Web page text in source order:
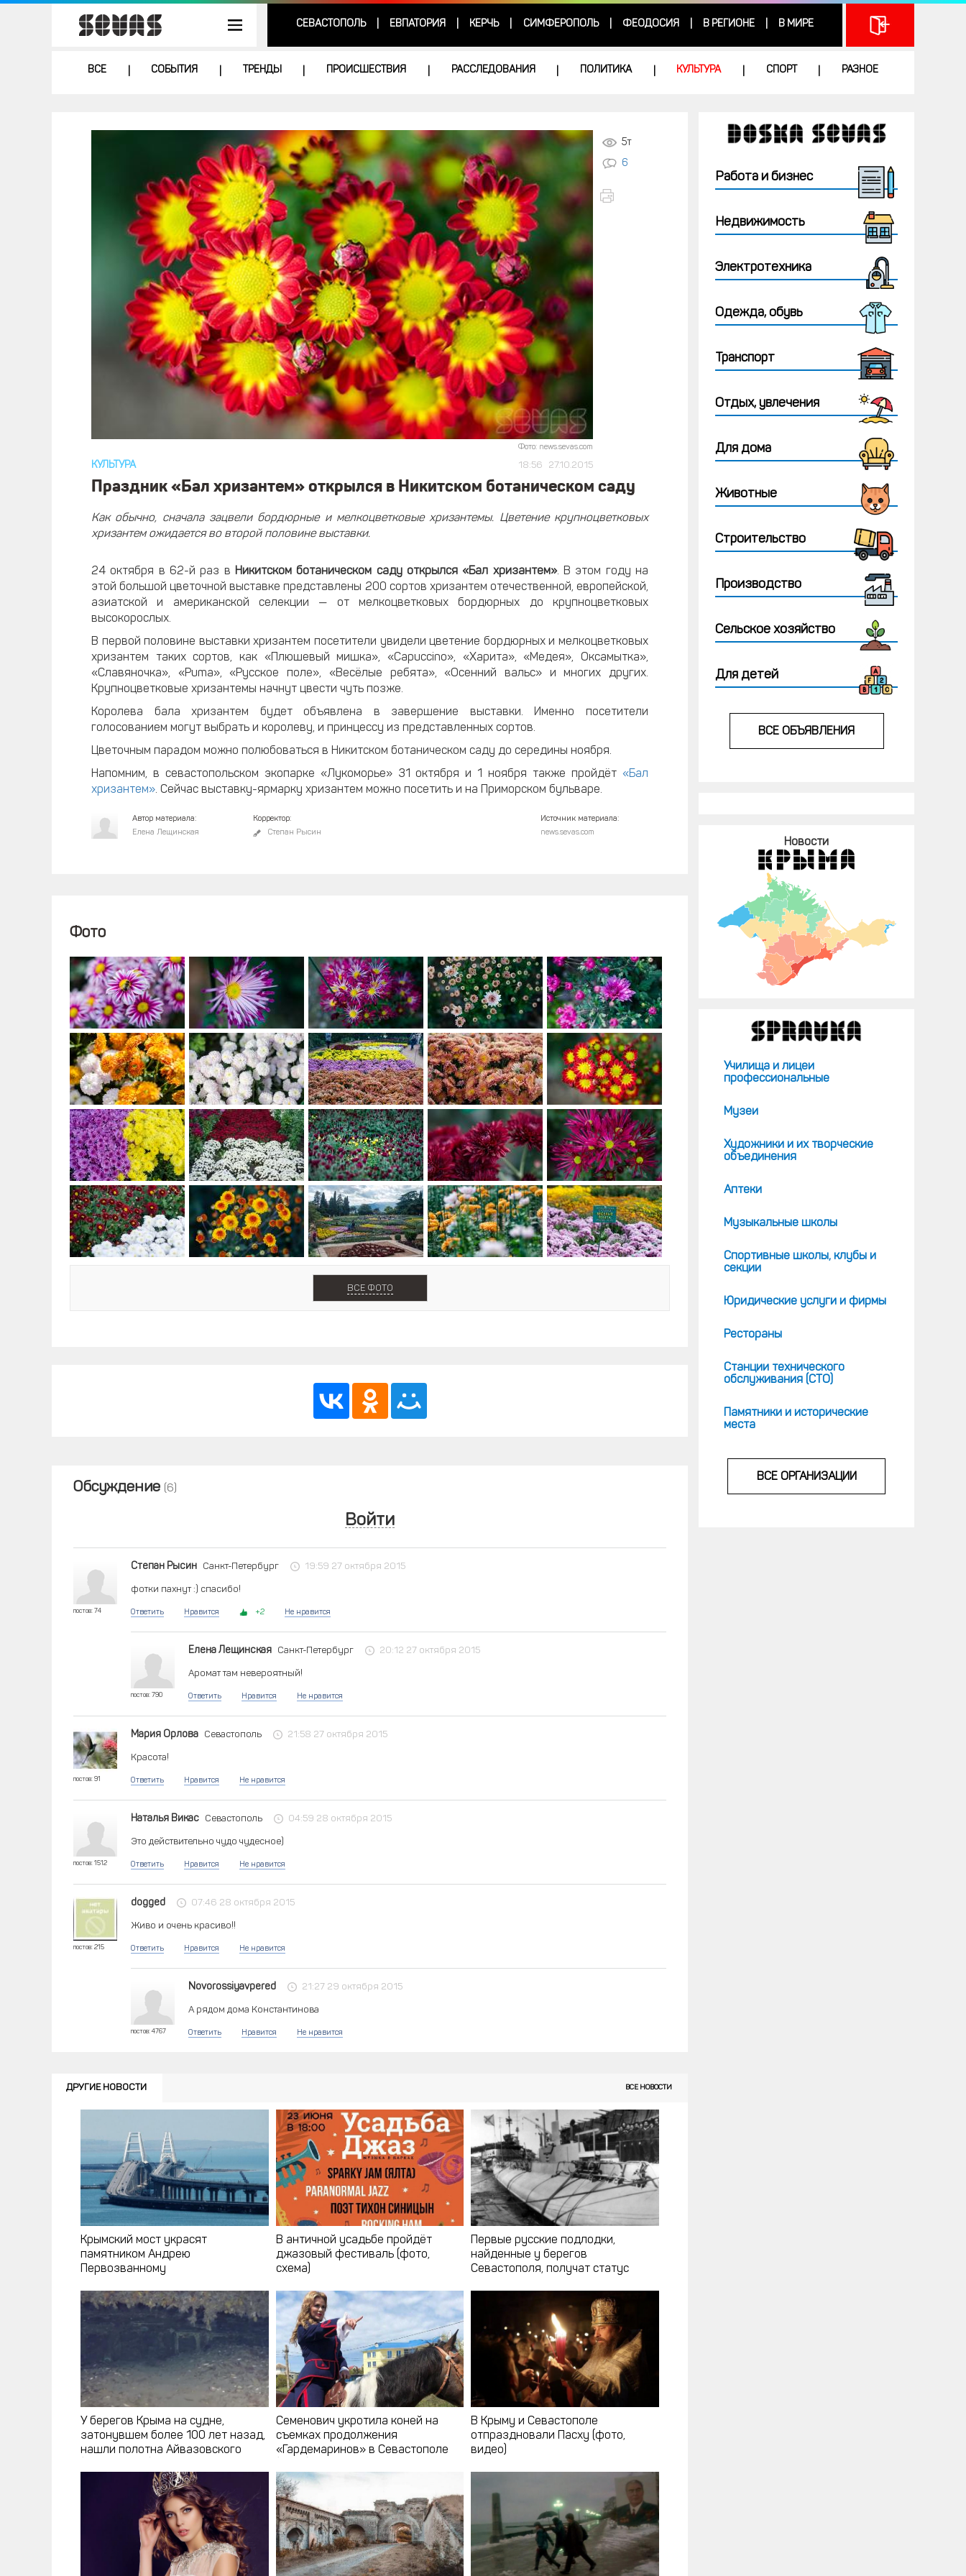
СЕВАСТОПОЛЬ ЕВПАТОРИЯ КЕРЧЬ СИМФЕРОПОЛЬ ФЕОДОСИЯ В РЕГИОНЕ В МИРЕ
ВСЕ СОБЫТИЯ ТРЕНДЫ ПРОИСШЕСТВИЯ РАССЛЕДОВАНИЯ ПОЛИТИКА КУЛЬТУРА СПОРТ РАЗНОЕ
Фото: news.sevas.com
18:56 27.10.2015
КУЛЬТУРА
5т
6
Праздник «Бал хризантем» открылся в Никитском ботаническом саду
Как обычно, сначала зацвели бордюрные и мелкоцветковые хризантемы. Цветение крупноцветковых
хризантем ожидается во второй половине выставки.
24 октября в 62-й раз в Никитском ботаническом саду открылся «Бал хризантем». В этом году на
этой большой цветочной выставке представлены 200 сортов хризантем отечественной, европейской,
азиатской и американской селекции — от мелкоцветковых бордюрных до крупноцветковых
высокорослых.
В первой половине выставки хризантем посетители увидели цветение бордюрных и мелкоцветковых
хризантем таких сортов, как «Плюшевый мишка», «Capuccino», «Харита», «Медея», Оксамытка»,
«Славяночка», «Puma», «Русское поле», «Весёлые ребята», «Осенний вальс» и многих других.
Крупноцветковые хризантемы начнут цвести чуть позже.
Королева бала хризантем будет объявлена в завершение выставки. Именно посетители
голосованием могут выбрать и королеву, и принцессу из представленных сортов.
Цветочным парадом можно полюбоваться в Никитском ботаническом саду до середины ноября.
Напомним, в севастопольском экопарке «Лукоморье» 31 октября и 1 ноября также пройдёт «Бал
хризантем». Сейчас выставку-ярмарку хризантем можно посетить и на Приморском бульваре.
Автор материала:
Елена Лещинская
Корректор:
Степан Рысин
Источник материала:
news.sevas.com
Фото
ВСЕ ФОТО
Обсуждение (6)
Войти
постов: 74
Степан Рысин Санкт-Петербург 19:59 27 октября 2015
фотки пахнут :) спасибо!
Ответить Нравится 2 Не нравится
постов: 790
Елена Лещинская Санкт-Петербург 20:12 27 октября 2015
Аромат там невероятный!
Ответить Нравится Не нравится
постов: 91
Мария Орлова Севастополь 21:58 27 октября 2015
Красота!
Ответить Нравится Не нравится
постов: 1512
Наталья Викас Севастополь 04:59 28 октября 2015
Это действительно чудо чудесное)
Ответить Нравится Не нравится
постов: 215
dogged 07:46 28 октября 2015
Живо и очень красиво!!
Ответить Нравится Не нравится
постов: 4767
Novorossiyavpered 21:27 29 октября 2015
А рядом дома Константинова
Ответить Нравится Не нравится
Крымский мост украсят
памятником Андрею
Первозванному
В античной усадьбе пройдёт
джазовый фестиваль (фото,
схема)
Первые русские подлодки,
найденные у берегов
Севастополя, получат статус
У берегов Крыма на судне,
затонувшем более 100 лет назад,
нашли полотна Айвазовского
Семенович укротила коней на
съемках продолжения
«Гардемаринов» в Севастополе
В Крыму и Севастополе
отпраздновали Пасху (фото,
видео)
ДРУГИЕ НОВОСТИ ВСЕ НОВОСТИ
Работа и бизнес
Недвижимость
Электротехника
Одежда, обувь
Транспорт
Отдых, увлечения
Для дома
Животные
Строительство
Производство
Сельское хозяйство
Для детей
ВСЕ ОБЪЯВЛЕНИЯ
Новости
Училища и лицеи
профессиональные
Музеи
Художники и их творческие
объединения
Аптеки
Музыкальные школы
Спортивные школы, клубы и
секции
Юридические услуги и фирмы
Рестораны
Станции технического
обслуживания (СТО)
Памятники и исторические
места
ВСЕ ОРГАНИЗАЦИИ